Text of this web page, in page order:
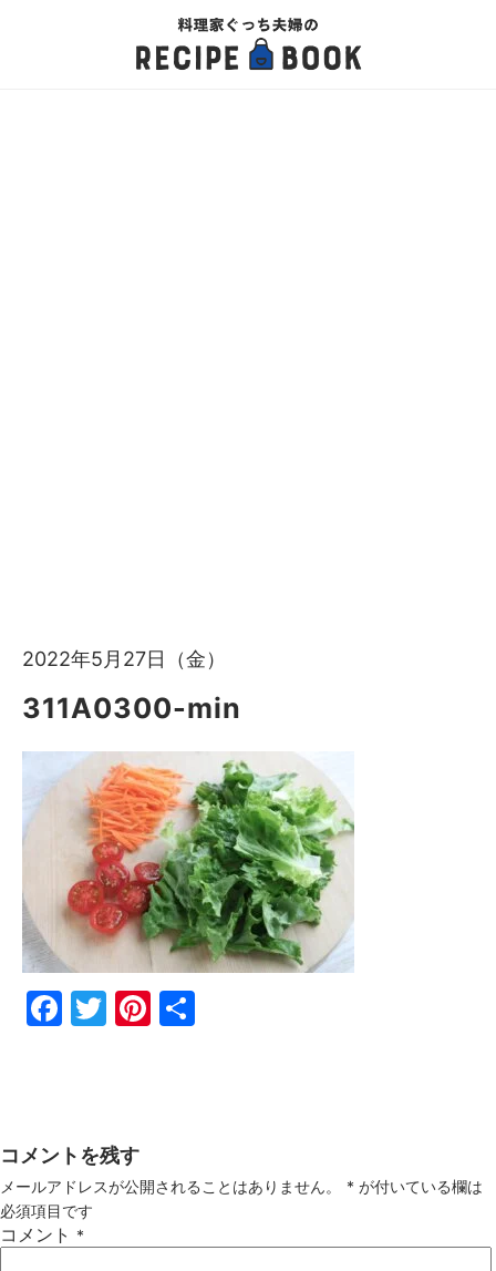
2022年5月27日（金）
311A0300-min
Fac
Twi
Pin
コメントを残す
メールアドレスが公開されることはありません。 * が付いている欄は
必須項目です
コメント *